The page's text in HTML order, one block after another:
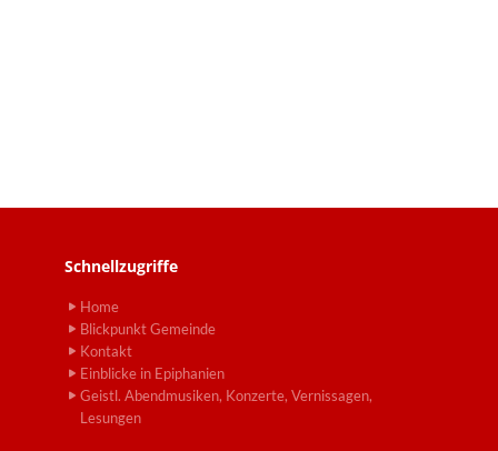
Schnellzugriffe
Home
Blickpunkt Gemeinde
Kontakt
Einblicke in Epiphanien
Geistl. Abendmusiken, Konzerte, Vernissagen,
Lesungen